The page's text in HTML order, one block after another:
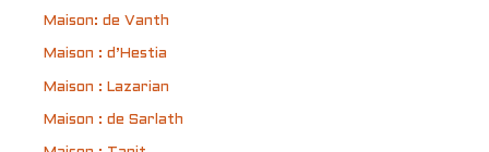
Maison: de Vanth
Maison : d’Hestia
Maison : Lazarian
Maison : de Sarlath